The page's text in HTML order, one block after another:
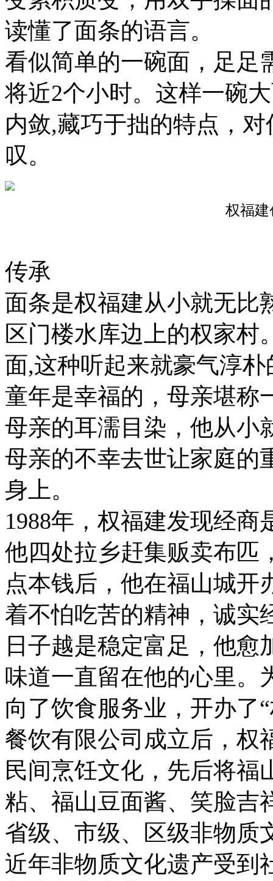
读懂了面条的语言。
看似简单的一碗面，足足
将近2个小时。这样一碗
内敛,藏巧于拙的特点，
叹。
权福建
传承
面条是权福建从小就无比
区门楼水库边上的权家村
面,这种听起来就豪气淳
童年是幸福的，母亲堪称
母亲的耳濡目染，他从小
母亲的不幸去世让家庭的
身上。
1988年，权福建发现经
他四处拉乡赶集贩卖布匹
点本钱后，他在福山城开
着不怕吃苦的精神，诚实
日子越是稳定富足，他
味道一直留在他的心里。
向了饮食服务业，开办了
餐饮有限公司成立后，权
民间烹饪文化，先后将福
粘、福山豆面酱、笑脸吉
省级、市级、区级非物
近年非物质文化遗产受到